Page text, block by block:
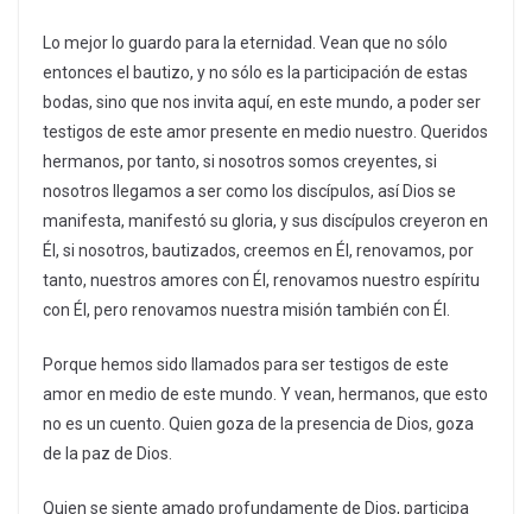
Lo mejor lo guardo para la eternidad. Vean que no sólo
entonces el bautizo, y no sólo es la participación de estas
bodas, sino que nos invita aquí, en este mundo, a poder ser
testigos de este amor presente en medio nuestro. Queridos
hermanos, por tanto, si nosotros somos creyentes, si
nosotros llegamos a ser como los discípulos, así Dios se
manifesta, manifestó su gloria, y sus discípulos creyeron en
Él, si nosotros, bautizados, creemos en Él, renovamos, por
tanto, nuestros amores con Él, renovamos nuestro espíritu
con Él, pero renovamos nuestra misión también con Él.
Porque hemos sido llamados para ser testigos de este
amor en medio de este mundo. Y vean, hermanos, que esto
no es un cuento. Quien goza de la presencia de Dios, goza
de la paz de Dios.
Quien se siente amado profundamente de Dios, participa